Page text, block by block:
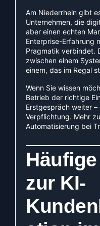
Am Niederrhein gibt
Unternehmen, die
aber einen echten
Enterprise-Erfahrung
Pragmatik verbindet.
zwischen einem
einem, das im Regal
Wenn Sie wissen
Betrieb der richtige
Erstgespräch weiter
Verpflichtung. Mehr
Automatisierung bei
zur KI-